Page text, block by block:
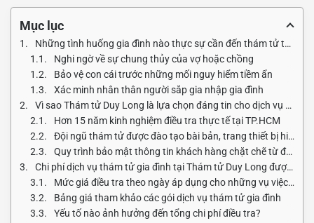
Mục lục
Những tình huống gia đình nào thực sự cần đến thám tử tư?
Nghi ngờ về sự chung thủy của vợ hoặc chồng
Bảo vệ con cái trước những mối nguy hiểm tiềm ẩn
Xác minh nhân thân người sắp gia nhập gia đình
Vì sao Thám tử Duy Long là lựa chọn đáng tin cho dịch vụ thám tử gia đình?
Hơn 15 năm kinh nghiệm điều tra thực tế tại TP.HCM
Đội ngũ thám tử được đào tạo bài bản, trang thiết bị hiện đại
Quy trình bảo mật thông tin khách hàng chặt chẽ từ đầu đến cuối
Chi phí dịch vụ thám tử gia đình tại Thám tử Duy Long được tính như thế nào?
Mức giá điều tra theo ngày áp dụng cho những vụ việc tiêu chuẩn
Bảng giá tham khảo các gói dịch vụ thám tử gia đình
Yếu tố nào ảnh hưởng đến tổng chi phí điều tra?